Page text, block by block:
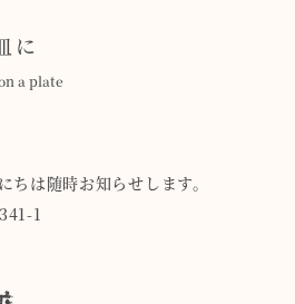
に
a plate
ちは随時お知らせします。
1